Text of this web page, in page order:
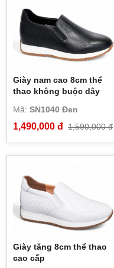
Giày nam cao 8cm thể
thao không buộc dây
Mã:SN1040 Đen
1,490,000 đ 1,590,000 đ
Giày tăng 8cm thể thao
cao cấp